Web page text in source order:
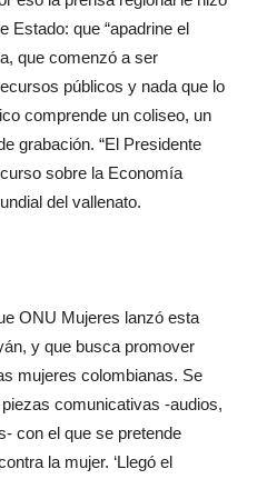
Estado: que “apadrine el
que comenzó a ser
públicos y nada que lo
comprende un coliseo, un
grabación. “El Presidente
sobre la Economía
del vallenato.
ONU Mujeres lanzó esta
y que busca promover
mujeres colombianas. Se
comunicativas -audios,
con el que se pretende
la mujer. ‘Llegó el